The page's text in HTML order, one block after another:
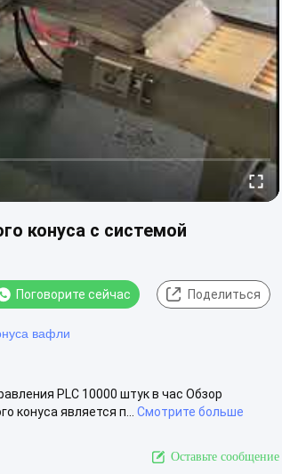
конуса с системой
Поговорите сейчас Поделиться
вафли
PLC 10000 штук в час Обзор
конуса является п...
Смотрите больше
Оставьте сообщение